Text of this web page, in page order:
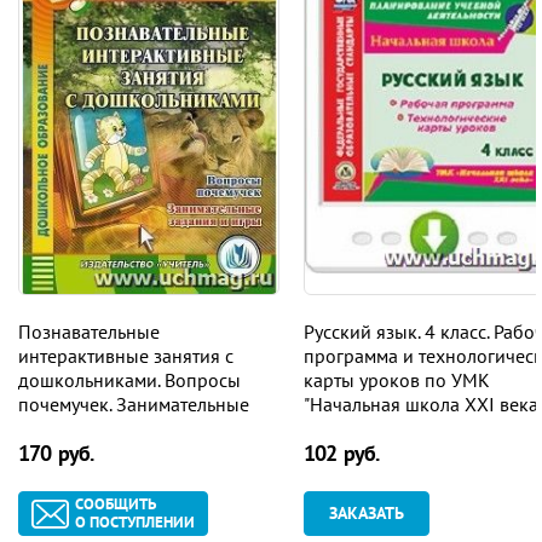
Познавательные
интерактивные занятия с
дошкольниками. Вопросы
почемучек. Занимательные
для компьютера
170 руб.
СООБЩИТЬ
О ПОСТУПЛЕНИИ
Русский язык. 4 класс.
программа и
карты уроков по УМК
"Начальная школа XXI
через Интернет
102 руб.
ЗАКАЗАТЬ